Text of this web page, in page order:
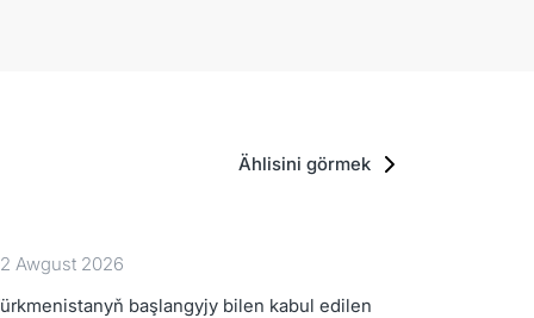
Ählisini görmek
Awgust 2026
başlangyjy bilen kabul edilen